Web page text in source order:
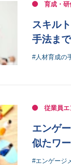
育成・研
スキル
手法ま
#人材育成の
従業員
エンゲ
似たワ
#エンゲージ